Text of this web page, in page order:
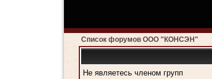
Список форумов ООО "КОНСЭН"
Не являетесь членом групп